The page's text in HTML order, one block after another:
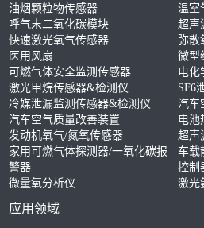
油烟颗粒物传感器
温室
呼气末二氧化碳模块
超声
快速激光氧气传感器
弥散
医用风扇
微型
可燃气体安全监测传感器
电化
激光甲烷传感器&检测仪
SF6
冷媒泄漏监测传感器&检测仪
汽车
汽车空气质量改善装置
电池
发动机氧气/氮氧传感器
超声
家用可燃气体探测器/一氧化碳报
警器
车载
控制
微量氧分析仪
激光
应用领域